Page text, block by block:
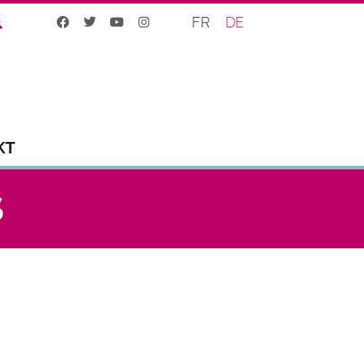
FR DE